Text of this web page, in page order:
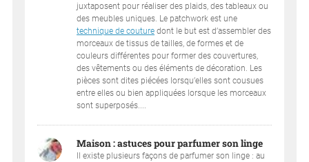
juxtaposent pour réaliser des plaids, des tableaux ou
des meubles uniques. Le patchwork est une
technique de couture dont le but est d’assembler des
morceaux de tissus de tailles, de formes et de
couleurs différentes pour former des couvertures,
des vêtements ou des éléments de décoration. Les
pièces sont dites piécées lorsqu’elles sont cousues
entre elles ou bien appliquées lorsque les morceaux
sont superposés....
Maison : astuces pour parfumer son linge
Il existe plusieurs façons de parfumer son linge : au